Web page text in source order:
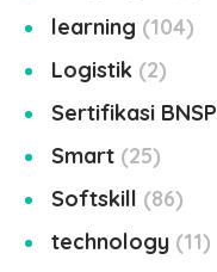
learning
104
Logistik 2
Sertifikasi BNSP
Smart 25
Softskill
86
technology 11